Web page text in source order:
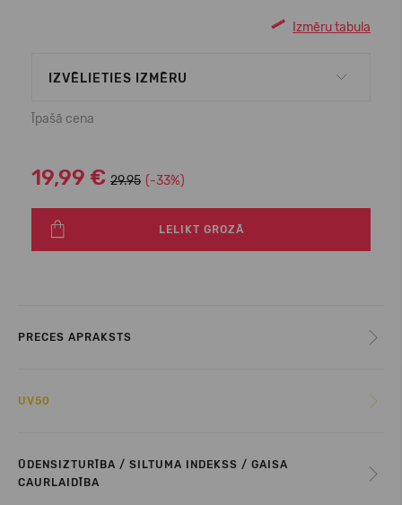
Izmēru tabula
IZVĒLIETIES IZMĒRU
Īpašā cena
19,99 € 29.95 (-33%)
LELIKT GROZĀ
PRECES APRAKSTS
UV50
ŪDENSIZTURĪBA / SILTUMA INDEKSS / GAISA
CAURLAIDĪBA